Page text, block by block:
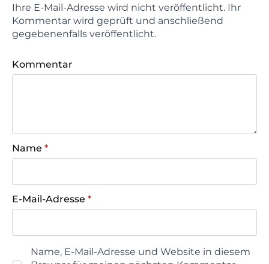
Ihre E-Mail-Adresse wird nicht veröffentlicht. Ihr
Kommentar wird geprüft und anschließend
gegebenenfalls veröffentlicht.
Kommentar
Name *
E-Mail-Adresse *
Name, E-Mail-Adresse und Website in diesem